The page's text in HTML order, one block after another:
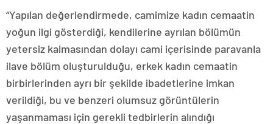
“Yapılan değerlendirmede, camimize kadın cemaatin
yoğun ilgi gösterdiği, kendilerine ayrılan bölümün
yetersiz kalmasından dolayı cami içerisinde paravanla
ilave bölüm oluşturulduğu, erkek kadın cemaatin
birbirlerinden ayrı bir şekilde ibadetlerine imkan
verildiği, bu ve benzeri olumsuz görüntülerin
yaşanmaması için gerekli tedbirlerin alındığı